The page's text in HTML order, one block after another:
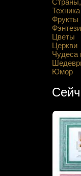
Техника
Фрукты
Фэнтези
Цветы
Церкви
Чудеса
Юмор